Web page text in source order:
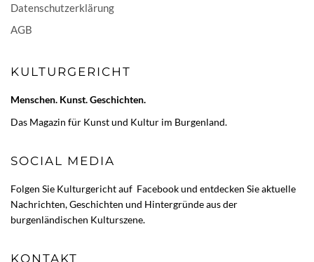
Datenschutzerklärung
AGB
KULTURGERICHT
Menschen. Kunst. Geschichten.
Das Magazin für Kunst und Kultur im Burgenland.
SOCIAL MEDIA
Folgen Sie Kulturgericht auf Facebookund entdecken Sie aktuelle
Nachrichten, Geschichten und Hintergründe aus der
burgenländischen Kulturszene.
KONTAKT